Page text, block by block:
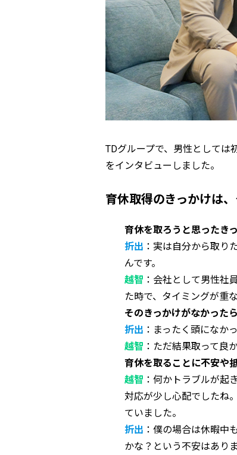
TDグループで、男性としては
をインタビューしました。
育休取得のきっかけは
育休を取ろうと思ったき
折出 ：実は自分から取り
んです。
越智 ：会社として男性社
た時で、タイミングが重
そのきっかけがなかった
折出 ：まったく頭になか
越智 ：ただ結果取って良
育休を取ることに不安や
越智 ：何かトラブルが起
対応が少し心配でしたね
ていました。
折出 ：僕の場合は休暇中
かな？という不安はありま